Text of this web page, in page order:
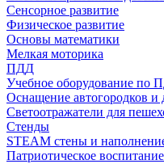
Сенсорное развитие
Физическое развитие
Основы математики
Мелкая моторика
ПДД
Учебное оборудование по
Оснащение автогородков и
Светоотражатели для
Стенды
STEAM стены и
Патриотическое